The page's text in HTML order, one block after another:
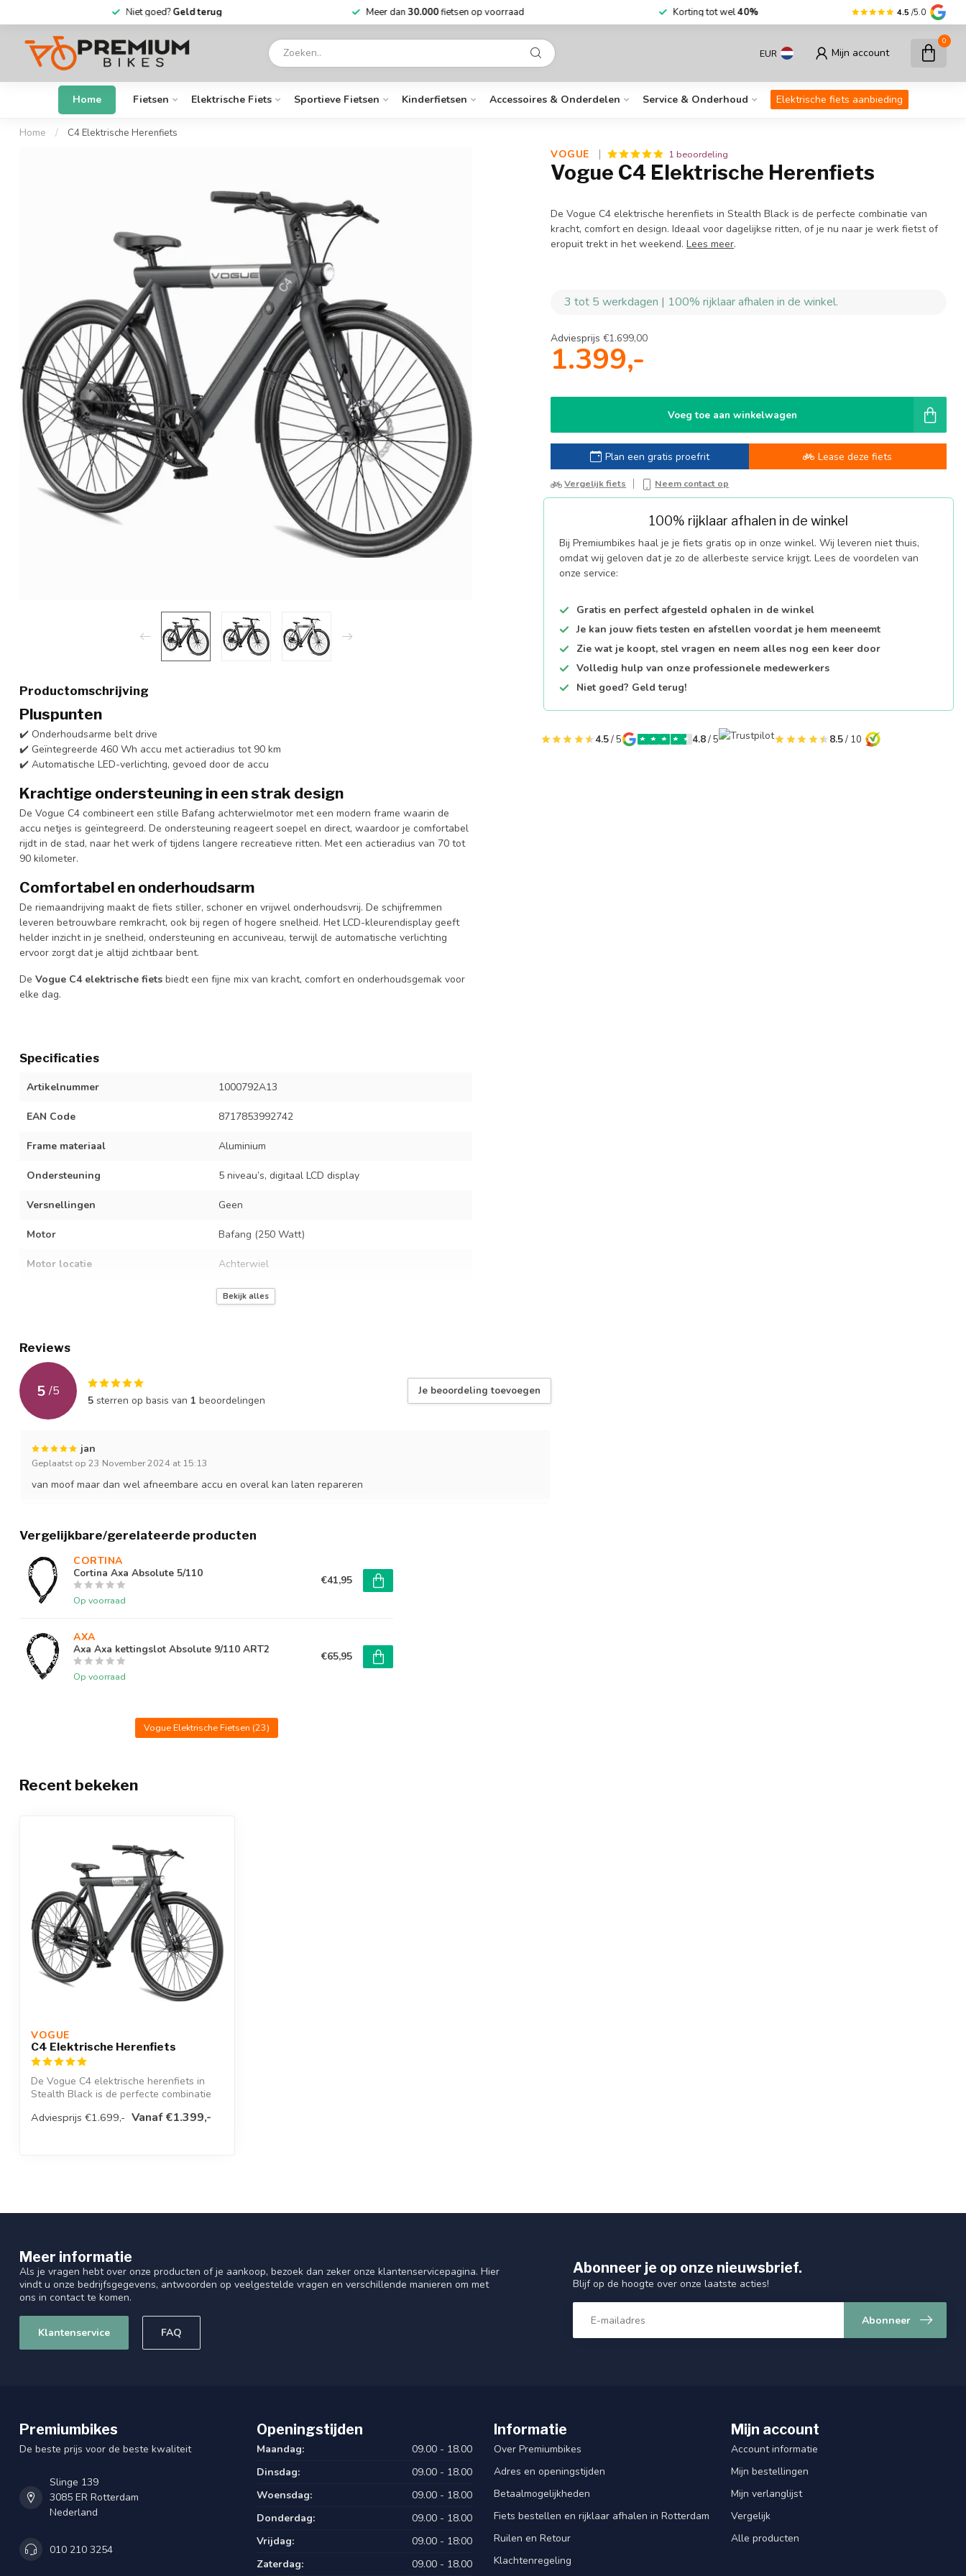
6 dagenper week open Niet goed?Geld terug Meer dan30.000fietsen op voorraad 4.5 /5.0
EUR Mijn account
0
Home Fietsen Elektrische Fiets Sportieve Fietsen Kinderfietsen Accessoires & Onderdelen Service & Onderhoud Elektrische fiets aanbieding
Home / C4 Elektrische Herenfiets
Productomschrijving
Pluspunten
✔️ Onderhoudsarme belt drive
✔️ Geïntegreerde 460 Wh accu met actieradius tot 90 km
✔️ Automatische LED-verlichting, gevoed door de accu
Krachtige ondersteuning in een strak design
De Vogue C4 combineert een stille Bafang achterwielmotor met een modern frame waarin de
accu netjes is geïntegreerd. De ondersteuning reageert soepel en direct, waardoor je comfortabel
rijdt in de stad, naar het werk of tijdens langere recreatieve ritten. Met een actieradius van 70 tot
90 kilometer.
Comfortabel en onderhoudsarm
De riemaandrijving maakt de fiets stiller, schoner en vrijwel onderhoudsvrij. De schijfremmen
leveren betrouwbare remkracht, ook bij regen of hogere snelheid. Het LCD-kleurendisplay geeft
helder inzicht in je snelheid, ondersteuning en accuniveau, terwijl de automatische verlichting
ervoor zorgt dat je altijd zichtbaar bent.
De Vogue C4 elektrische fiets biedt een fijne mix van kracht, comfort en onderhoudsgemak voor
elke dag.
Specificaties
Artikelnummer 1000792A13
EAN Code 8717853992742
Frame materiaal Aluminium
Ondersteuning 5 niveau’s, digitaal LCD display
Versnellingen Geen
Motor Bafang (250 Watt)
Motor locatie Achterwiel
460 Wh
Actieradius
Max snelheid
Gewicht zonder accu
Zadelpen
Rem achter schijfrem
Verlichting voor
Verlichting achter Automatic LED, accu gevoed
Belastbaar gewicht 120 Kg
Kleuren
Bekijk alles
VOGUE 1 beoordeling
Vogue C4 Elektrische Herenfiets
De Vogue C4 elektrische herenfiets in Stealth Black is de perfecte combinatie van
kracht, comfort en design. Ideaal voor dagelijkse ritten, of je nu naar je werk fietst of
eropuit trekt in het weekend.Lees meer.
3 tot 5 werkdagen | 100% rijklaar afhalen in de winkel.
Adviesprijs €1.699,00
1.399,-
Voeg toe aan winkelwagen
Plan een gratis proefrit Lease deze fiets
Vergelijk fiets Neem contact op
100% rijklaar afhalen in de winkel
Bij Premiumbikes haal je je fiets gratis op in onze winkel. Wij leveren niet thuis,
omdat wij geloven dat je zo de allerbeste service krijgt. Lees de voordelen van
onze service:
Gratis en perfect afgesteld ophalen in de winkel
Je kan jouw fiets testen en afstellen voordat je hem meeneemt
Zie wat je koopt, stel vragen en neem alles nog een keer door
Volledig hulp van onze professionele medewerkers
Niet goed? Geld terug!
4.5/ 5 4.8/ 5 8.5/ 10
Reviews
5 /5
5 sterren op basis van 1 beoordelingen
Je beoordeling toevoegen
jan
Geplaatst op 23 November 2024 at 15:13
van moof maar dan wel afneembare accu en overal kan laten repareren
Vergelijkbare/gerelateerde producten
CORTINA
Cortina Axa Absolute 5/110
Op voorraad
€41,95
AXA
Axa Axa kettingslot Absolute 9/110 ART2
Op voorraad
€65,95
Vogue Elektrische Fietsen (23)
Recent bekeken
VOGUE
C4 Elektrische Herenfiets
De Vogue C4 elektrische herenfiets in
Stealth Black is de perfecte combinatie
Adviesprijs €1.699,- Vanaf €1.399,-
Meer informatie
Als je vragen hebt over onze producten of je aankoop, bezoek dan zeker onze klantenservicepagina. Hier
vindt u onze bedrijfsgegevens, antwoorden op veelgestelde vragen en verschillende manieren om met
ons in contact te komen.
Klantenservice FAQ
Abonneer je op onze nieuwsbrief.
Blijf op de hoogte over onze laatste acties!
Abonneer
Premiumbikes
De beste prijs voor de beste kwaliteit
Slinge 139
3085 ER Rotterdam
Nederland
010 210 3254
Openingstijden
Maandag:
09.00 - 18.00
Dinsdag:
09.00 - 18.00
Woensdag:
09.00 - 18.00
Donderdag:
09.00 - 18.00
Vrijdag:
09.00 - 18:00
Zaterdag:
09.00 - 18.00
Informatie
Over Premiumbikes
Adres en openingstijden
Betaalmogelijkheden
Fiets bestellen en rijklaar afhalen in Rotterdam
Ruilen en Retour
Klachtenregeling
Mijn account
Account informatie
Mijn bestellingen
Mijn verlanglijst
Vergelijk
Alle producten